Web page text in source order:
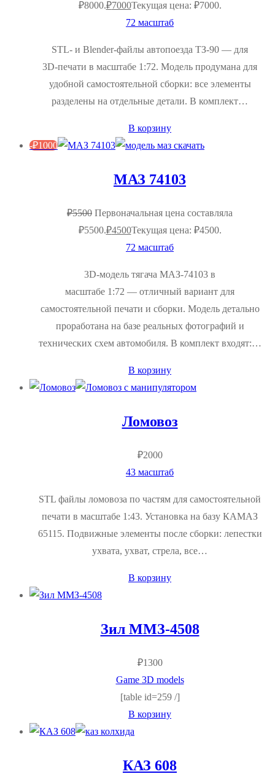
₽8000.₽7000Текущая цена: ₽7000.
72 масштаб
STL‑ и Blender‑файлы автопоезда ТЗ‑90 — для
3D‑печати в масштабе 1:72. Модель продумана для
удобной самостоятельной сборки: все элементы
разделены на отдельные детали. В комплект…
В корзину
-₽1000
МАЗ 74103
₽5500 Первоначальная цена составляла
₽5500.₽4500Текущая цена: ₽4500.
72 масштаб
3D‑модель тягача МАЗ‑74103 в
масштабе 1:72 — отличный вариант для
самостоятельной печати и сборки. Модель детально
проработана на базе реальных фотографий и
технических схем автомобиля. В комплект входят:…
В корзину
Ломовоз
₽2000
43 масштаб
STL файлы ломовоза по частям для самостоятельной
печати в масштабе 1:43. Установка на базу КАМАЗ
65115. Подвижные элементы после сборки: лепестки
ухвата, ухват, стрела, все…
В корзину
Зил ММЗ-4508
₽1300
Game 3D models
[table id=259 /]
В корзину
КАЗ 608